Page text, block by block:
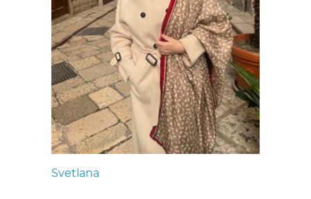
Svetlana